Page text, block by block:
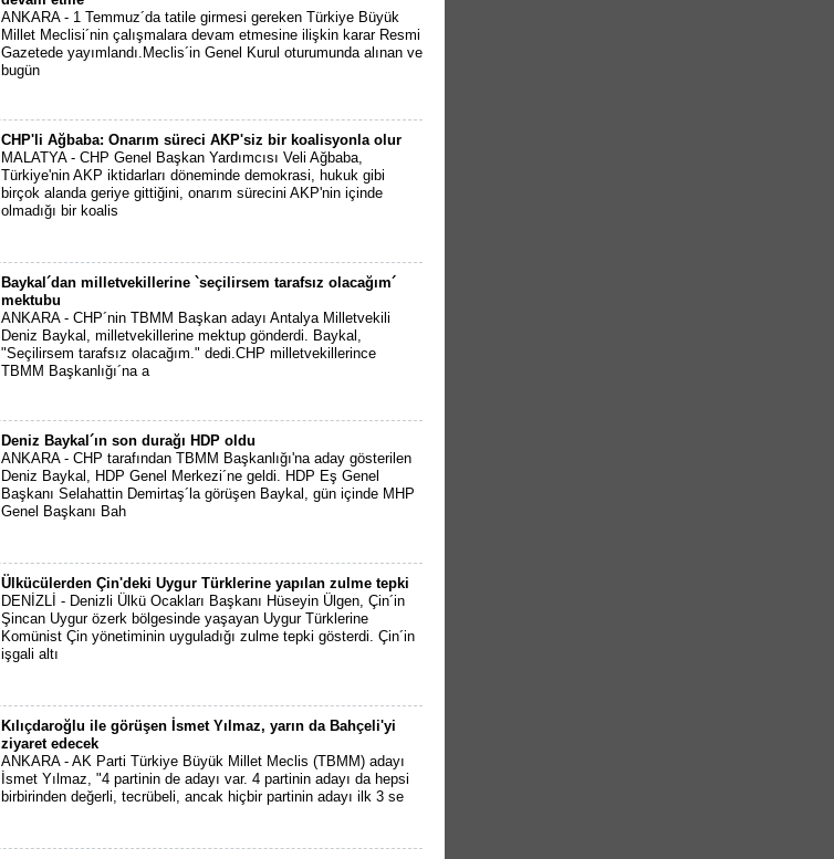
ANKARA - 1 Temmuz´da tatile girmesi gereken Türkiye Büyük
Millet Meclisi´nin çalışmalara devam etmesine ilişkin karar Resmi
Gazetede yayımlandı.Meclis´in Genel Kurul oturumunda alınan ve
bugün
CHP'li Ağbaba: Onarım süreci AKP'siz bir koalisyonla olur
MALATYA - CHP Genel Başkan Yardımcısı Veli Ağbaba,
Türkiye'nin AKP iktidarları döneminde demokrasi, hukuk gibi
birçok alanda geriye gittiğini, onarım sürecini AKP'nin içinde
olmadığı bir koalis
Baykal´dan milletvekillerine `seçilirsem tarafsız olacağım´
mektubu
ANKARA - CHP´nin TBMM Başkan adayı Antalya Milletvekili
Deniz Baykal, milletvekillerine mektup gönderdi. Baykal,
"Seçilirsem tarafsız olacağım." dedi.CHP milletvekillerince
TBMM Başkanlığı´na a
Deniz Baykal´ın son durağı HDP oldu
ANKARA - CHP tarafından TBMM Başkanlığı'na aday gösterilen
Deniz Baykal, HDP Genel Merkezi´ne geldi. HDP Eş Genel
Başkanı Selahattin Demirtaş´la görüşen Baykal, gün içinde MHP
Genel Başkanı Bah
Ülkücülerden Çin'deki Uygur Türklerine yapılan zulme tepki
DENİZLİ - Denizli Ülkü Ocakları Başkanı Hüseyin Ülgen, Çin´in
Şincan Uygur özerk bölgesinde yaşayan Uygur Türklerine
Komünist Çin yönetiminin uyguladığı zulme tepki gösterdi. Çin´in
işgali altı
Kılıçdaroğlu ile görüşen İsmet Yılmaz, yarın da Bahçeli'yi
ziyaret edecek
ANKARA - AK Parti Türkiye Büyük Millet Meclis (TBMM) adayı
İsmet Yılmaz, "4 partinin de adayı var. 4 partinin adayı da hepsi
birbirinden değerli, tecrübeli, ancak hiçbir partinin adayı ilk 3 se